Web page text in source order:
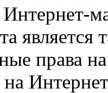
права